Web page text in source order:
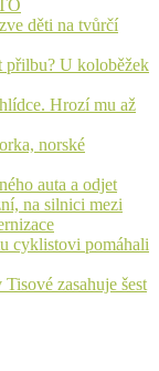
děti na tvůrčí
přilbu? U koloběžek
Hrozí mu až
norské
auta a odjet
na silnici mezi
cyklistovi pomáhali
zasahuje šest